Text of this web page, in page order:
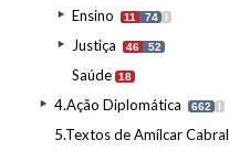
Ensino 11 74 I
Justiça 46 52
Saúde 18
4.Ação Diplomática 662 I
5.Textos de Amílcar Cabral